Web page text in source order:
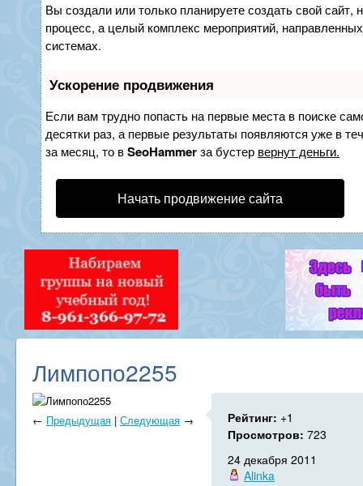
Вы создали или только планируете создать свой сайт,
процесс, а целый комплекс мероприятий,
системах.
Ускорение продвижения
Если вам трудно попасть на первые места в поиске
десятки раз, а первые результаты появляются уже в
за месяц, то вSeoHammerза бустер вернут деньги.
Начать продвижение сайта
Лимпопо2255
← Предыдущая | Следующая → Рейтинг: +1
Просмотров: 723
24 декабря 2011
Alinka